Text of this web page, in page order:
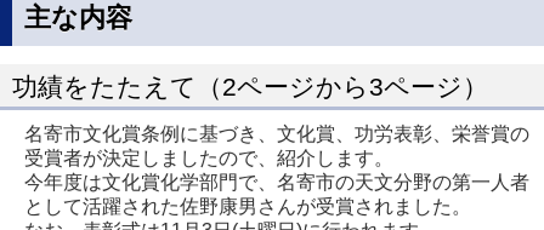
主な内容
功績をたたえて（2ページから3ページ）
名寄市文化賞条例に基づき、文化賞、功労表彰、栄誉賞の
受賞者が決定しましたので、紹介します。
今年度は文化賞化学部門で、名寄市の天文分野の第一人者
として活躍された佐野康男さんが受賞されました。